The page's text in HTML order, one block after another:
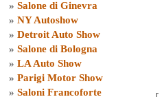
» Salone di Ginevra
» NY Autoshow
» Detroit Auto Show
» Salone di Bologna
» LA Auto Show
» Parigi Motor Show
» Saloni Francoforte